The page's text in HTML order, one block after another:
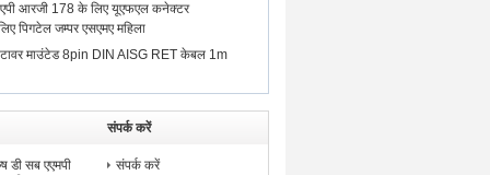
एपी आरजी 178 के लिए यूएफएल कनेक्टर
पिगटेल जम्पर एसएमए महिला
टावर माउंटेड 8pin DIN AISG RET केबल 1m
डी सब एएमपी
संपर्क करें
संपर्क करें